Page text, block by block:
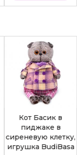
Кот Басик в
пиджаке в
сиреневую клетку,
игрушка BudiBasa